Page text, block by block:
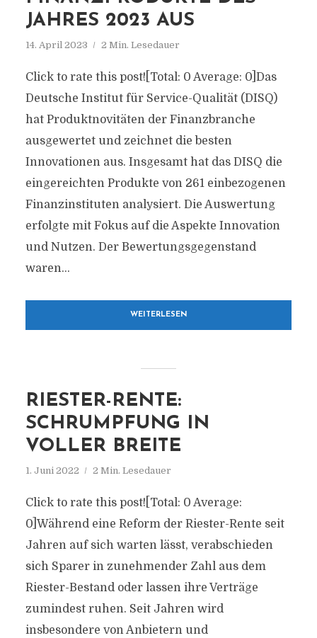
JAHRES 2023 AUS
14. April 2023 2 Min. Lesedauer
Click to rate this post![Total: 0 Average: 0]Das
Deutsche Institut für Service-Qualität (DISQ)
hat Produktnovitäten der Finanzbranche
ausgewertet und zeichnet die besten
Innovationen aus. Insgesamt hat das DISQ die
eingereichten Produkte von 261 einbezogenen
Finanzinstituten analysiert. Die Auswertung
erfolgte mit Fokus auf die Aspekte Innovation
und Nutzen. Der Bewertungsgegenstand
waren...
WEITERLESEN
RIESTER-RENTE:
SCHRUMPFUNG IN
VOLLER BREITE
1. Juni 2022 2 Min. Lesedauer
Click to rate this post![Total: 0 Average:
0]Während eine Reform der Riester-Rente seit
Jahren auf sich warten lässt, verabschieden
sich Sparer in zunehmender Zahl aus dem
Riester-Bestand oder lassen ihre Verträge
zumindest ruhen. Seit Jahren wird
insbesondere von Anbietern und